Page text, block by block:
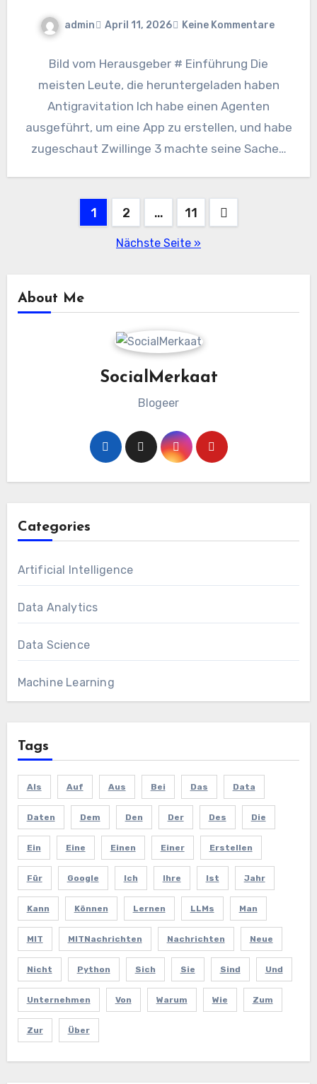
admin April 11, 2026 Keine Kommentare
Bild vom Herausgeber # Einführung Die
meisten Leute, die heruntergeladen haben
Antigravitation Ich habe einen Agenten
ausgeführt, um eine App zu erstellen, und habe
zugeschaut Zwillinge 3 machte seine Sache…
Beitragsnavigation
1 2 … 11
Nächste Seite »
About Me
SocialMerkaat
Blogeer
Categories
Artificial Intelligence
Data Analytics
Data Science
Machine Learning
Tags
Als Auf Aus Bei Das Data
Daten Dem Den Der Des Die
Ein Eine Einen Einer Erstellen
Für Google Ich Ihre Ist Jahr
Kann Können Lernen LLMs Man
MIT MITNachrichten Nachrichten Neue
Nicht Python Sich Sie Sind Und
Unternehmen Von Warum Wie Zum
Zur Über